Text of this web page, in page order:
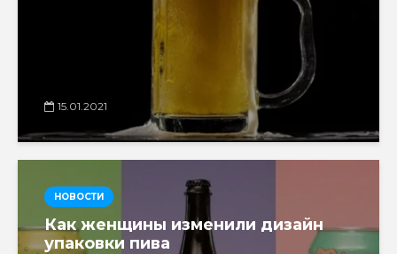
15.01.2021
НОВОСТИ
Как женщины изменили дизайн
упаковки пива